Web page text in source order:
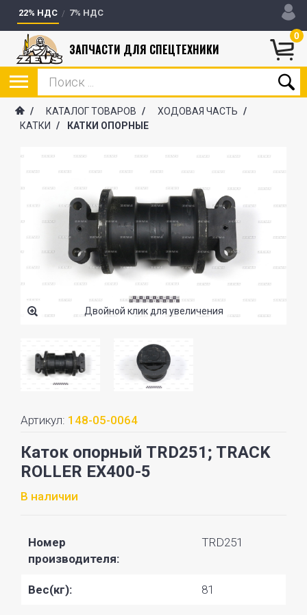
22% НДС 7% НДС
0
ЗАПЧАСТИ ДЛЯ СПЕЦТЕХНИКИ
/ КАТАЛОГ ТОВАРОВ / ХОДОВАЯ ЧАСТЬ /
КАТКИ
/ КАТКИ ОПОРНЫЕ
Двойной клик для увеличения
Артикул: 148-05-0064
Каток опорный TRD251; TRACK
ROLLER EX400-5
В наличии
Номер
производителя:
TRD251
Вес(кг): 81